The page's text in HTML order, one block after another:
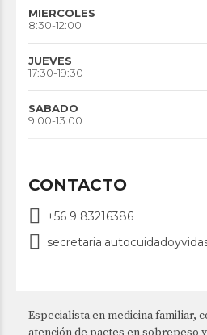
MIERCOLES
8:30-12:00
JUEVES
17:30-19:30
SABADO
9:00-13:00
CONTACTO
+56 9 83216386
Especialista en medicina familiar,